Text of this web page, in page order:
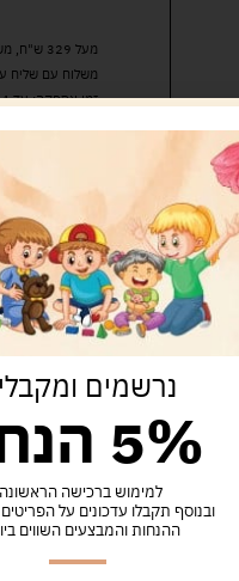
מעל 329 ש"ח, משלוח עם שליח עד הבית חינם! – 0 ₪
משלוח עם שליח עד
זמן אספקה: עד 4 ימי עסקים.
מוצרים
נרשמים
5% הנחה
למימוש ברכישה
ובנוסף תקבלו עדכונים על
ההנחות והמבצעים השווים